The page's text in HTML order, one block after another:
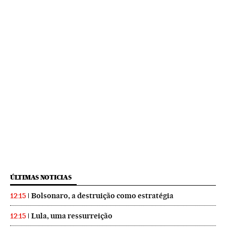
ÚLTIMAS NOTICIAS
12:15 Bolsonaro, a destruição como estratégia
12:15 Lula, uma ressurreição